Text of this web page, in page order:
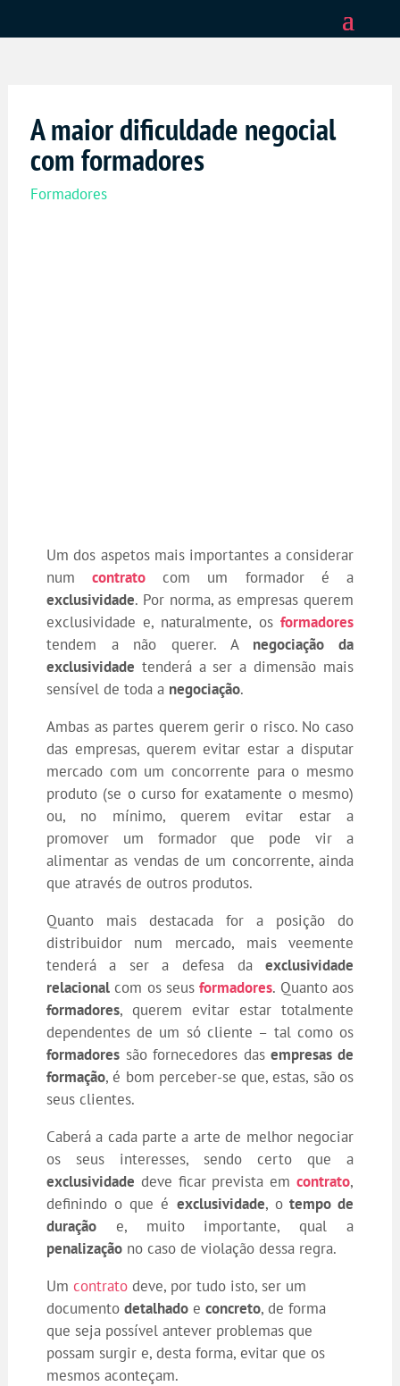
A maior dificuldade negocial
com formadores
Formadores
Um dos aspetos mais importantes a considerar
numcontrato com um formador é a
exclusividade. Por norma, as empresas querem
exclusividade e, naturalmente, osformadores
tendem a não querer. Anegociação da
exclusividade tenderá a ser a dimensão mais
sensível de toda a negociação.
Ambas as partes querem gerir o risco. No caso
das empresas, querem evitar estar a disputar
mercado com um concorrente para o mesmo
produto (se o curso for exatamente o mesmo)
ou, no mínimo, querem evitar estar a
promover um formador que pode vir a
alimentar as vendas de um concorrente, ainda
que através de outros produtos.
Quanto mais destacada for a posição do
distribuidor num mercado, mais veemente
tenderá a ser a defesa daexclusividade
relacionalcom os seusformadores. Quanto aos
formadores, querem evitar estar totalmente
dependentes de um só cliente – tal como os
formadoressão fornecedores dasempresas de
formação, é bom perceber-se que, estas, são os
seus clientes.
Caberá a cada parte a arte de melhor negociar
os seus interesses, sendo certo que a
exclusividade deve ficar prevista emcontrato,
definindo o que é exclusividade, otempo de
duraçãoe, muito importante, qual a
penalizaçãono caso de violação dessa regra.
Um contratodeve, por tudo isto, ser um
documento detalhadoe concreto, de forma
que seja possível antever problemas que
possam surgir e, desta forma, evitar que os
mesmos aconteçam.